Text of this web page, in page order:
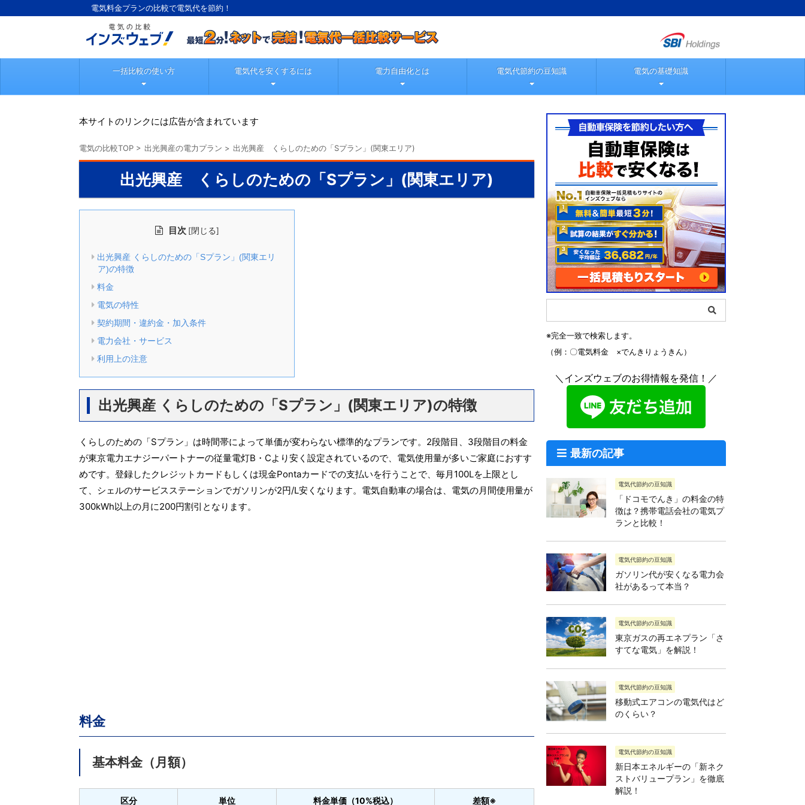
電気料金プランの比較で電気代を節約！
一括比較の使い方 電気代を安くするには 電力自由化とは 電気代節約の豆知識 電気の基礎知識
本サイトのリンクには広告が含まれています
電気の比較TOP > 出光興産の電力プラン > 出光興産 くらしのための「Sプラン」(関東エリア)
出光興産 くらしのための「Sプラン」(関東エリア)
目次 [閉じる]
出光興産 くらしのための「Sプラン」(関東エリ
ア)の特徴
料金
電気の特性
契約期間・違約金・加入条件
電力会社・サービス
利用上の注意
出光興産 くらしのための「Sプラン」(関東エリア)の特徴
くらしのための「Sプラン」は時間帯によって単価が変わらない標準的なプランです。2段階目、3段階目の料金
が東京電力エナジーパートナーの従量電灯B・Cより安く設定されているので、電気使用量が多いご家庭におすす
めです。登録したクレジットカードもしくは現金Pontaカードでの支払いを行うことで、毎月100Lを上限とし
て、シェルのサービスステーションでガソリンが2円/L安くなります。電気自動車の場合は、電気の月間使用量が
300kWh以上の月に200円割引となります。
料金
基本料金（月額）
区分 単位 料金単価（10%税込） 差額※
※完全一致で検索します。
（例：〇電気料金 ×でんきりょうきん）
＼インズウェブのお得情報を発信！／
最新の記事
電気代節約の豆知識
「ドコモでんき」の料金の特
徴は？携帯電話会社の電気プ
ランと比較！
電気代節約の豆知識
ガソリン代が安くなる電力会
社があるって本当？
電気代節約の豆知識
東京ガスの再エネプラン「さ
すてな電気」を解説！
電気代節約の豆知識
移動式エアコンの電気代はど
のくらい？
電気代節約の豆知識
新日本エネルギーの「新ネク
ストバリュープラン」を徹底
解説！